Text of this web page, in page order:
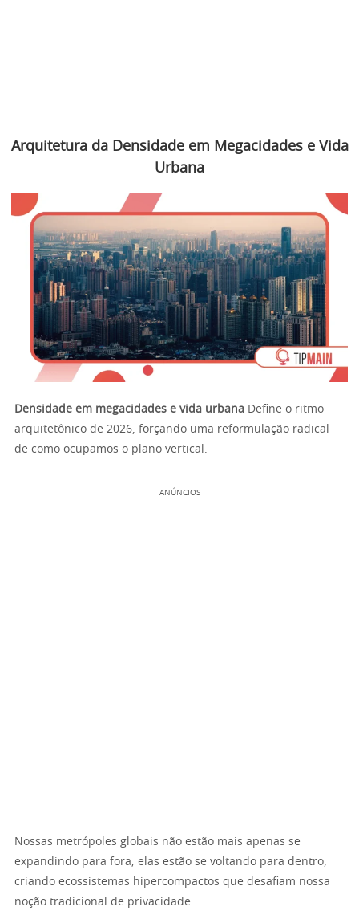
Arquitetura da Densidade em Megacidades e Vida
Urbana
Densidade em megacidades e vida urbana Define o ritmo
arquitetônico de 2026, forçando uma reformulação radical
de como ocupamos o plano vertical.
ANÚNCIOS
Nossas metrópoles globais não estão mais apenas se
expandindo para fora; elas estão se voltando para dentro,
criando ecossistemas hipercompactos que desafiam nossa
noção tradicional de privacidade.